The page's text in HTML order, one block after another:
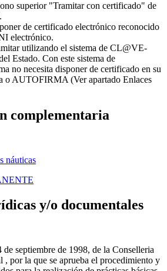
superior "Tramitar con certificado" de
de certificado electrónico reconocido
electrónico.
utilizando el sistema de CL@VE-
Estado. Con este sistema de
no necesita disponer de certificado en su
o AUTOFIRMA (Ver apartado Enlaces
complementaria
náuticas
y/o documentales
septiembre de 1998, de la Conselleria
, por la que se aprueba el procedimiento y